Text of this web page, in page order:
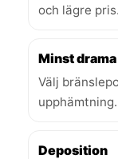
och lägre pris.
Minst drama
Välj
upphämtning.
Deposition